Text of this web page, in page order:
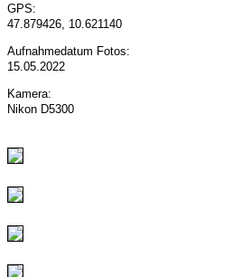
GPS:
47.879426, 10.621140
Aufnahmedatum Fotos:
15.05.2022
Kamera:
Nikon D5300